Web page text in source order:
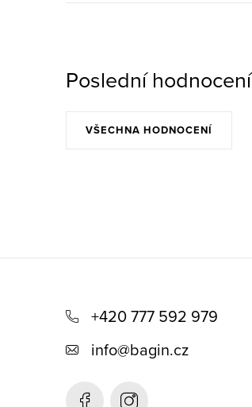
Poslední hodnocení
VŠECHNA HODNOCENÍ
+420 777 592 979
info@bagin.cz